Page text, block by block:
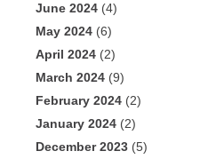
June 2024 (4)
May 2024 (6)
April 2024 (2)
March 2024 (9)
February 2024 (2)
January 2024 (2)
December 2023 (5)